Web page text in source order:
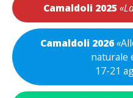
Camaldoli 2025
Camaldoli 2026«
naturale
17-21